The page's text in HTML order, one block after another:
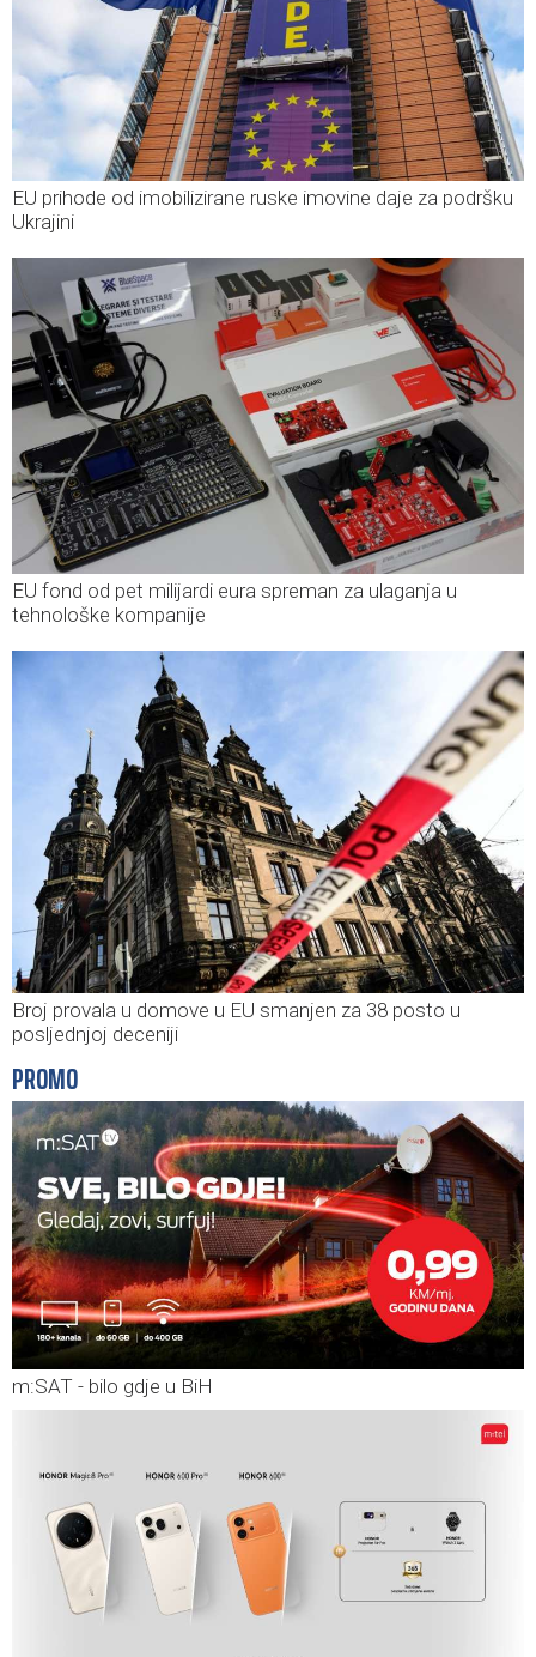
EU prihode od imobilizirane ruske imovine daje za podršku
Ukrajini
EU fond od pet milijardi eura spreman za ulaganja u
tehnološke kompanije
Broj provala u domove u EU smanjen za 38 posto u
posljednjoj deceniji
PROMO
m:SAT - bilo gdje u BiH